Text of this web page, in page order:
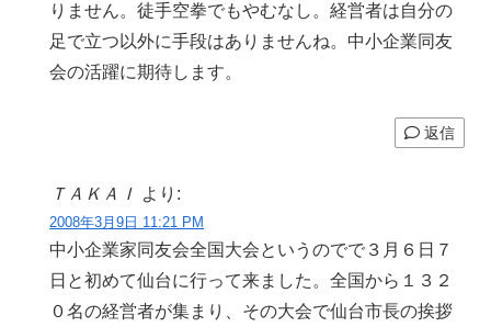
りません。徒手空拳でもやむなし。経営者は自分の
足で立つ以外に手段はありませんね。中小企業同友
会の活躍に期待します。
返信
ＴＡＫＡＩ より:
2008年3月9日 11:21 PM
中小企業家同友会全国大会というのでで３月６日７
日と初めて仙台に行って来ました。全国から１３２
０名の経営者が集まり、その大会で仙台市長の挨拶